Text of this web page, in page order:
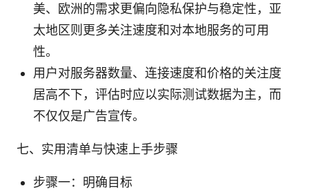
美、欧洲的需求更偏向隐私保护与稳定性，亚
太地区则更多关注速度和对本地服务的可用
性。
用户对服务器数量、连接速度和价格的关注度
居高不下，评估时应以实际测试数据为主，而
不仅仅是广告宣传。
七、实用清单与快速上手步骤
步骤一：明确目标